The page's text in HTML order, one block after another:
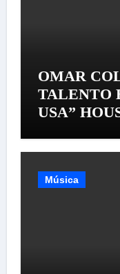
OMAR
TALENTO
USA”
Música